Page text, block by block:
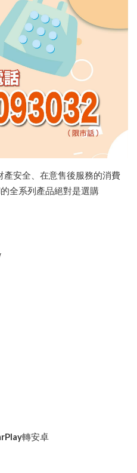
安全、在意售後服務的消費
的全系列產品絕對是選購
轉安卓